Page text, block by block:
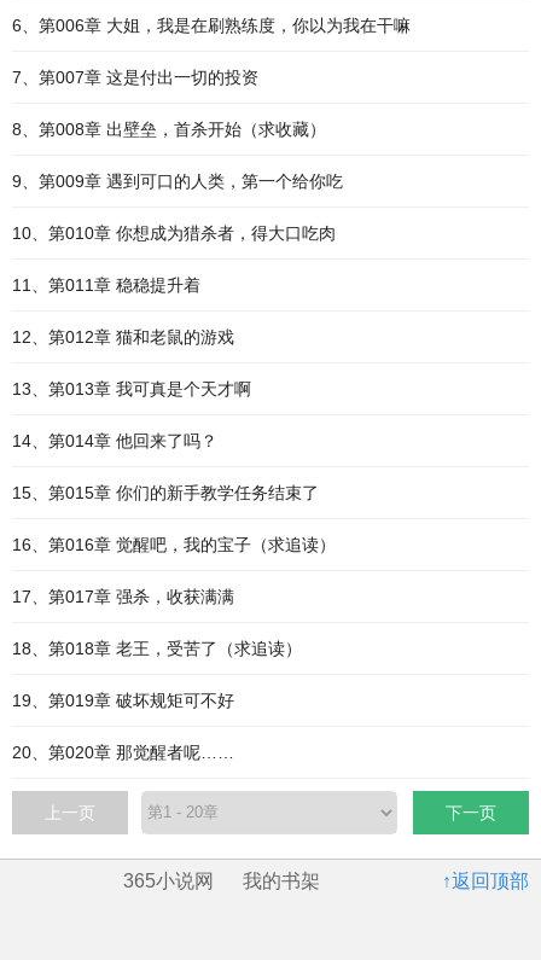
6、第006章 大姐，我是在刷熟练度，你以为我在干嘛
7、第007章 这是付出一切的投资
8、第008章 出壁垒，首杀开始（求收藏）
9、第009章 遇到可口的人类，第一个给你吃
10、第010章 你想成为猎杀者，得大口吃肉
11、第011章 稳稳提升着
12、第012章 猫和老鼠的游戏
13、第013章 我可真是个天才啊
14、第014章 他回来了吗？
15、第015章 你们的新手教学任务结束了
16、第016章 觉醒吧，我的宝子（求追读）
17、第017章 强杀，收获满满
18、第018章 老王，受苦了（求追读）
19、第019章 破坏规矩可不好
20、第020章 那觉醒者呢……
上一页 下一页
↑返回顶部
365小说网 我的书架